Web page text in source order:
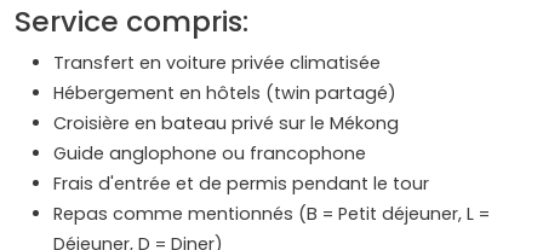
Service compris:
Transfert en voiture privée climatisée
Hébergement en hôtels (twin partagé)
Croisière en bateau privé sur le Mékong
Guide anglophone ou francophone
Frais d'entrée et de permis pendant le tour
Repas comme mentionnés (B = Petit déjeuner, L =
Déjeuner, D = Diner)